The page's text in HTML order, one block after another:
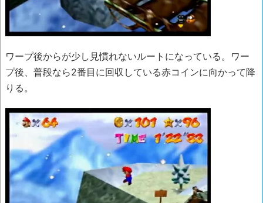
ワープ後からが少し見慣れないルートになっている。ワー
プ後、普段なら2番目に回収している赤コインに向かって降
りる。